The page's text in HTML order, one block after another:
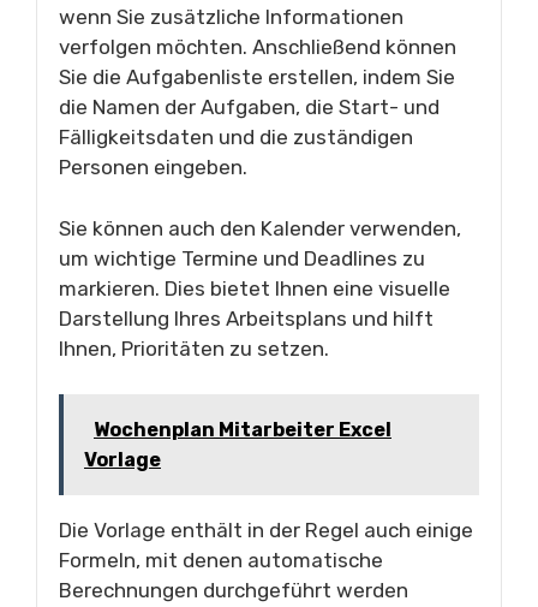
wenn Sie zusätzliche Informationen
verfolgen möchten. Anschließend können
Sie die Aufgabenliste erstellen, indem Sie
die Namen der Aufgaben, die Start- und
Fälligkeitsdaten und die zuständigen
Personen eingeben.
Sie können auch den Kalender verwenden,
um wichtige Termine und Deadlines zu
markieren. Dies bietet Ihnen eine visuelle
Darstellung Ihres Arbeitsplans und hilft
Ihnen, Prioritäten zu setzen.
Wochenplan Mitarbeiter Excel
Vorlage
Die Vorlage enthält in der Regel auch einige
Formeln, mit denen automatische
Berechnungen durchgeführt werden